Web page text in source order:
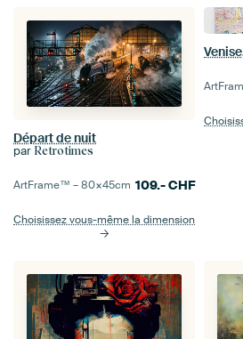
Départ de nuit
par Retrotimes
ArtFrame™ –80×45cm 109.-CHF
Choisissez vous-même la dimension